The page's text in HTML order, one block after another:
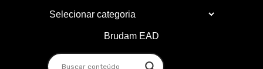
Brudam EAD